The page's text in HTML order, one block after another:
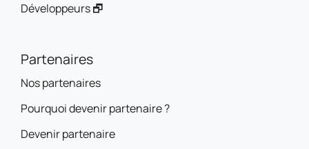
Développeurs 🗗
Partenaires
Nos partenaires
Pourquoi devenir partenaire ?
Devenir partenaire